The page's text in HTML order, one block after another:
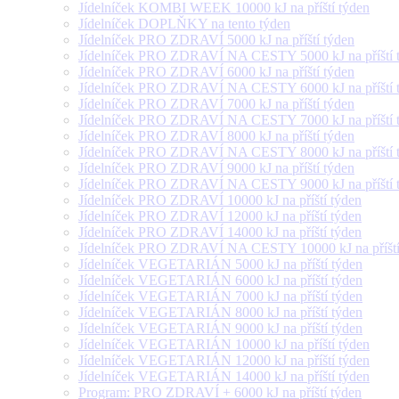
Jídelníček KOMBI WEEK 10000 kJ na příští týden
Jídelníček DOPLŇKY na tento týden
Jídelníček PRO ZDRAVÍ 5000 kJ na příští týden
Jídelníček PRO ZDRAVÍ NA CESTY 5000 kJ na příští
Jídelníček PRO ZDRAVÍ 6000 kJ na příští týden
Jídelníček PRO ZDRAVÍ NA CESTY 6000 kJ na příští
Jídelníček PRO ZDRAVÍ 7000 kJ na příští týden
Jídelníček PRO ZDRAVÍ NA CESTY 7000 kJ na příští
Jídelníček PRO ZDRAVÍ 8000 kJ na příští týden
Jídelníček PRO ZDRAVÍ NA CESTY 8000 kJ na příští
Jídelníček PRO ZDRAVÍ 9000 kJ na příští týden
Jídelníček PRO ZDRAVÍ NA CESTY 9000 kJ na příští
Jídelníček PRO ZDRAVÍ 10000 kJ na příští týden
Jídelníček PRO ZDRAVÍ 12000 kJ na příští týden
Jídelníček PRO ZDRAVÍ 14000 kJ na příští týden
Jídelníček PRO ZDRAVÍ NA CESTY 10000 kJ na
Jídelníček VEGETARIÁN 5000 kJ na příští týden
Jídelníček VEGETARIÁN 6000 kJ na příští týden
Jídelníček VEGETARIÁN 7000 kJ na příští týden
Jídelníček VEGETARIÁN 8000 kJ na příští týden
Jídelníček VEGETARIÁN 9000 kJ na příští týden
Jídelníček VEGETARIÁN 10000 kJ na příští týden
Jídelníček VEGETARIÁN 12000 kJ na příští týden
Jídelníček VEGETARIÁN 14000 kJ na příští týden
Program: PRO ZDRAVÍ + 6000 kJ na příští týden